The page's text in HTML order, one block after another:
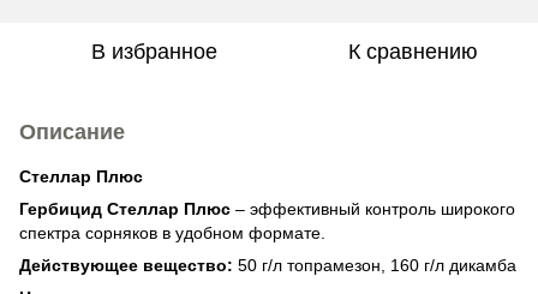
В избранное К сравнению
Описание
Стеллар Плюс
Гербицид Стеллар Плюс – эффективный контроль широкого
спектра сорняков в удобном формате.
Действующее вещество: 50 г/л топрамезон, 160 г/л дикамба